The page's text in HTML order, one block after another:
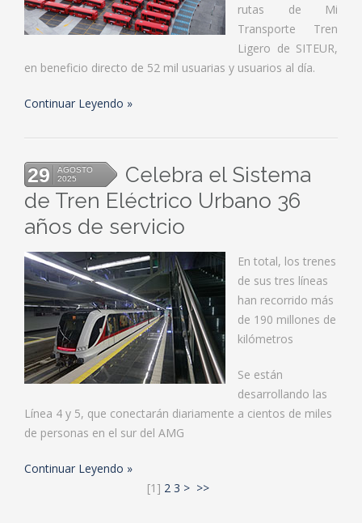
rutas de Mi
Transporte Tren
Ligero de SITEUR,
en beneficio directo de 52 mil usuarias y usuarios al día.
Continuar Leyendo
29
AGOSTO
2025
Celebra el Sistema
de Tren Eléctrico Urbano 36
años de servicio
En total, los trenes
de sus tres líneas
han recorrido más
de 190 millones de
kilómetros
Se están
desarrollando las
Línea 4 y 5, que conectarán diariamente a cientos de miles
de personas en el sur del AMG
Continuar Leyendo
[1 ] 2 3 > >>